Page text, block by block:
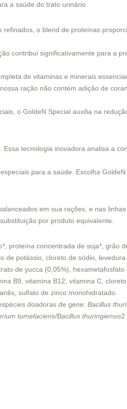
a saúde do trato urinário.
o blend de proteínas
contribui significativamente para a
de vitaminas e minerais
ração não contém adição de
o GoldeN Special auxilia na
tecnologia inovadora analisa a
para a saúde. Escolha
em sua rações, e nas
por produto equivalente.
proteína concentrada de soja*,
potássio, cloreto de sódio,
de yucca (0,05%),
B9, vitamina B12, vitamina C,
sulfato de zinco monohidratado.
doadoras de gene: Bacillus
tumefaciens/Bacillus thuringiensis2